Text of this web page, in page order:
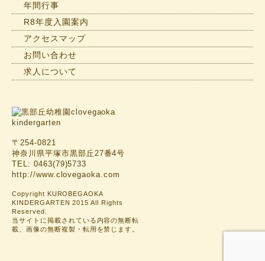
年間行事
R8年度入園案内
アクセスマップ
お問い合わせ
求人について
〒254-0821
神奈川県平塚市黒部丘27番4号
TEL: 0463(79)5733
http://www.clovegaoka.com
Copyright KUROBEGAOKA
KINDERGARTEN 2015 All Rights
Reserved.
当サイトに掲載されている内容の無断転
載、画像の無断複製・転用を禁じます。